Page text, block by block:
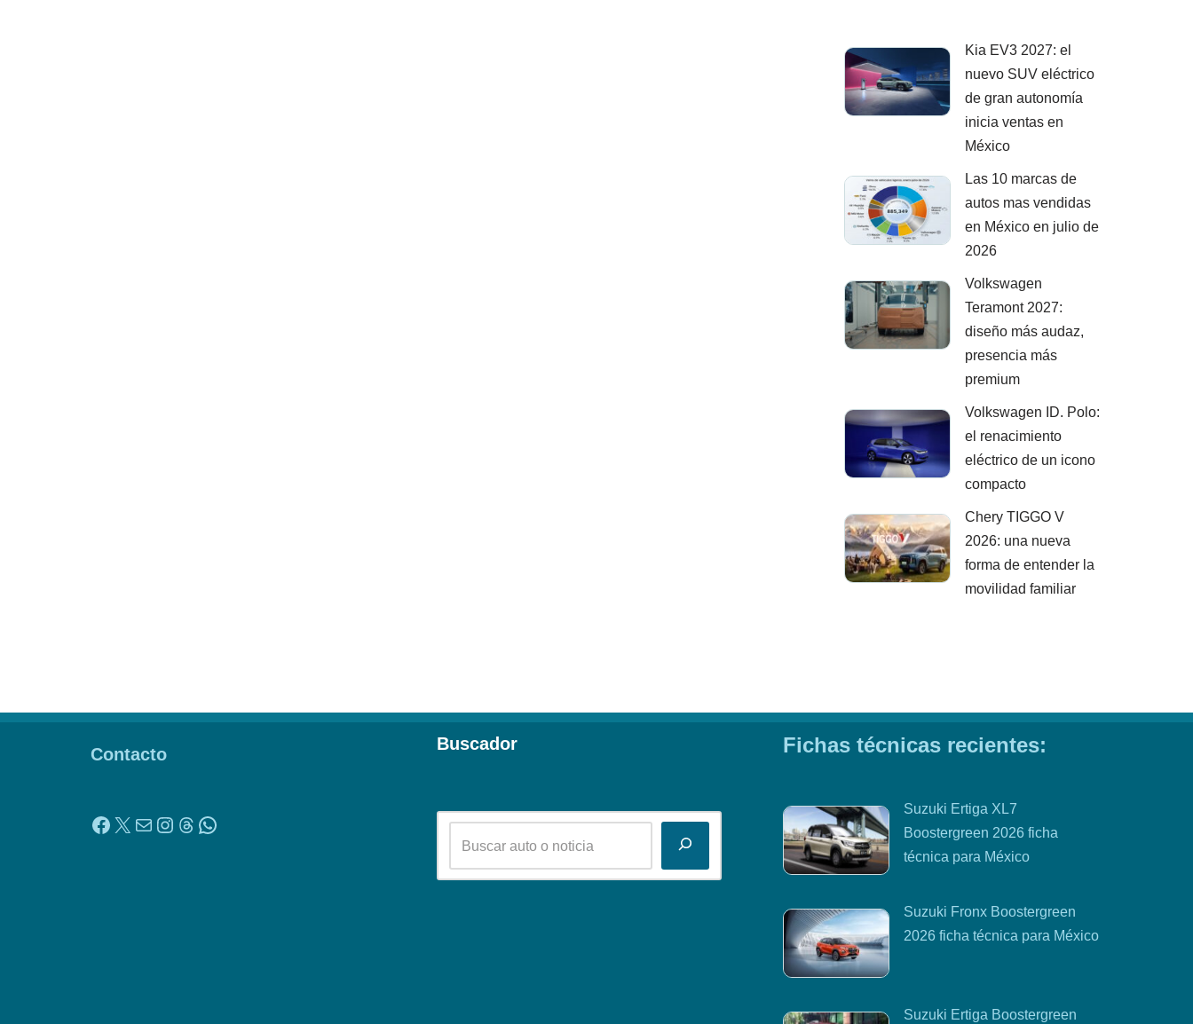
Kia EV3 2027: el
nuevo SUV eléctrico
de gran autonomía
inicia ventas en
México
Las 10 marcas de
autos mas vendidas
en México en julio de
2026
Volkswagen
Teramont 2027:
diseño más audaz,
presencia más
premium
Volkswagen ID. Polo:
el renacimiento
eléctrico de un icono
compacto
Chery TIGGO V
2026: una nueva
forma de entender la
movilidad familiar
Contacto
Buscador Fichas técnicas recientes:
Suzuki Ertiga XL7
Boostergreen 2026 ficha
técnica para México
Suzuki Fronx Boostergreen
2026 ficha técnica para México
Suzuki Ertiga Boostergreen